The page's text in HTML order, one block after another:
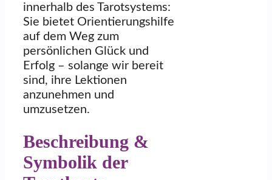
innerhalb des Tarotsystems:
Sie bietet Orientierungshilfe
auf dem Weg zum
persönlichen Glück und
Erfolg – solange wir bereit
sind, ihre Lektionen
anzunehmen und
umzusetzen.
Beschreibung &
Symbolik der